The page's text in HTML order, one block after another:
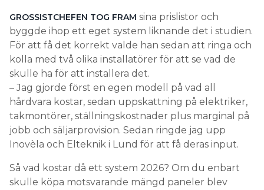
GROSSISTCHEFEN TOG FRAM sina prislistor och
byggde ihop ett eget system liknande det i studien.
För att få det korrekt valde han sedan att ringa och
kolla med två olika installatörer för att se vad de
skulle ha för att installera det.
– Jag gjorde först en egen modell på vad all
hårdvara kostar, sedan uppskattning på elektriker,
takmontörer, ställningskostnader plus marginal på
jobb och säljarprovision. Sedan ringde jag upp
Inovèla och Elteknik i Lund för att få deras input.
Så vad kostar då ett system 2026? Om du enbart
skulle köpa motsvarande mängd paneler blev